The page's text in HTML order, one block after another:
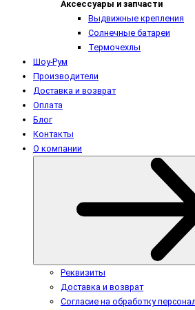
Аксессуары и запчасти
Выдвижные крепления
Солнечные батареи
Термочехлы
Шоу-Рум
Производители
Доставка и возврат
Оплата
Блог
Контакты
О компании
Реквизиты
Доставка и возврат
Согласие на обработку